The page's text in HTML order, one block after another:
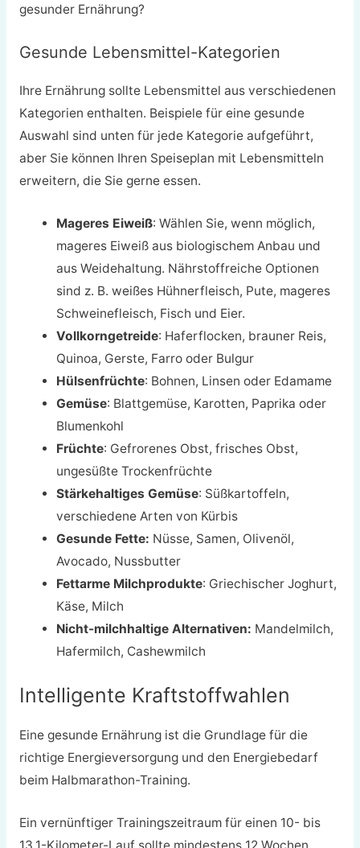
gesunder Ernährung?
Gesunde Lebensmittel-Kategorien
Ihre Ernährung sollte Lebensmittel aus verschiedenen
Kategorien enthalten. Beispiele für eine gesunde
Auswahl sind unten für jede Kategorie aufgeführt,
aber Sie können Ihren Speiseplan mit Lebensmitteln
erweitern, die Sie gerne essen.
Mageres Eiweiß: Wählen Sie, wenn möglich,
mageres Eiweiß aus biologischem Anbau und
aus Weidehaltung. Nährstoffreiche Optionen
sind z. B. weißes Hühnerfleisch, Pute, mageres
Schweinefleisch, Fisch und Eier.
Vollkorngetreide: Haferflocken, brauner Reis,
Quinoa, Gerste, Farro oder Bulgur
Hülsenfrüchte: Bohnen, Linsen oder Edamame
Gemüse: Blattgemüse, Karotten, Paprika oder
Blumenkohl
Früchte: Gefrorenes Obst, frisches Obst,
ungesüßte Trockenfrüchte
Stärkehaltiges Gemüse: Süßkartoffeln,
verschiedene Arten von Kürbis
Gesunde Fette: Nüsse, Samen, Olivenöl,
Avocado, Nussbutter
Fettarme Milchprodukte: Griechischer Joghurt,
Käse, Milch
Nicht-milchhaltige Alternativen: Mandelmilch,
Hafermilch, Cashewmilch
Intelligente Kraftstoffwahlen
Eine gesunde Ernährung ist die Grundlage für die
richtige Energieversorgung und den Energiebedarf
beim Halbmarathon-Training.
Ein vernünftiger Trainingszeitraum für einen 10- bis